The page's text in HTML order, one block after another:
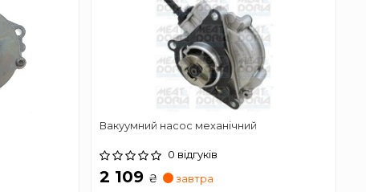
Вакуумний насос механічний
0 відгуків
2 109 ₴
завтра